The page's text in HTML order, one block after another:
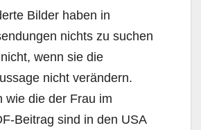
Bilder haben in
nichts zu suchen
wenn sie die
nicht verändern.
wie die der Frau im
Beitrag sind in den USA